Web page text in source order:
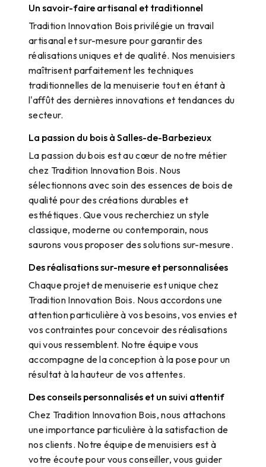
Un savoir-faire artisanal et traditionnel
Tradition Innovation Bois privilégie un travail
artisanal et sur-mesure pour garantir des
réalisations uniques et de qualité. Nos menuisiers
maîtrisent parfaitement les techniques
traditionnelles de la menuiserie tout en étant à
l'affût des dernières innovations et tendances du
secteur.
La passion du bois à Salles-de-Barbezieux
La passion du bois est au cœur de notre métier
chez Tradition Innovation Bois. Nous
sélectionnons avec soin des essences de bois de
qualité pour des créations durables et
esthétiques. Que vous recherchiez un style
classique, moderne ou contemporain, nous
saurons vous proposer des solutions sur-mesure.
Des réalisations sur-mesure et personnalisées
Chaque projet de menuiserie est unique chez
Tradition Innovation Bois. Nous accordons une
attention particulière à vos besoins, vos envies et
vos contraintes pour concevoir des réalisations
qui vous ressemblent. Notre équipe vous
accompagne de la conception à la pose pour un
résultat à la hauteur de vos attentes.
Des conseils personnalisés et un suivi attentif
Chez Tradition Innovation Bois, nous attachons
une importance particulière à la satisfaction de
nos clients. Notre équipe de menuisiers est à
votre écoute pour vous conseiller, vous guider